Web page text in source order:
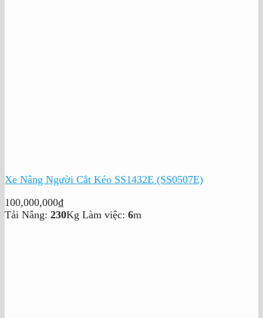
Xe Nâng Người Cắt Kéo SS1432E (SS0507E)
100,000,000₫
Tải Nâng: 230Kg Làm việc: 6m